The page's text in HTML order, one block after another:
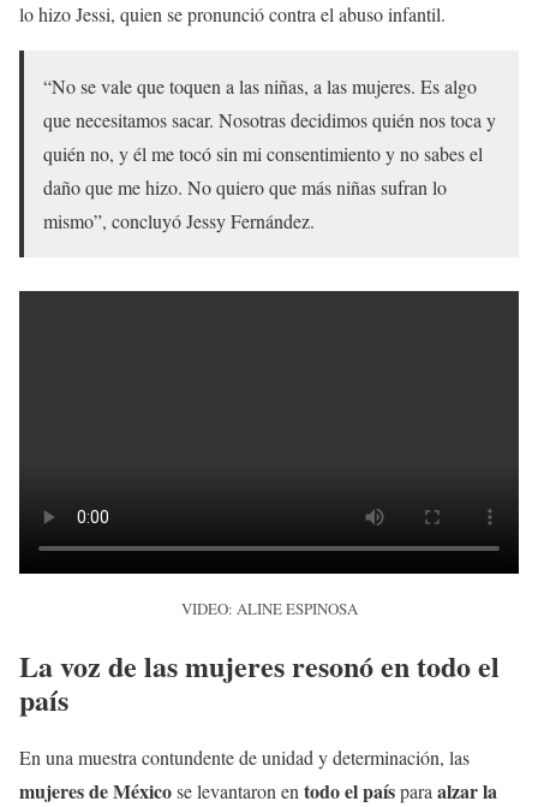
lo hizo Jessi, quien se pronunció contra el abuso infantil.
“No se vale que toquen a las niñas, a las mujeres. Es algo
que necesitamos sacar. Nosotras decidimos quién nos toca y
quién no, y él me tocó sin mi consentimiento y no sabes el
daño que me hizo. No quiero que más niñas sufran lo
mismo”, concluyó Jessy Fernández.
VIDEO: ALINE ESPINOSA
La voz de las mujeres resonó en todo el
país
En una muestra contundente de unidad y determinación, las
mujeres de Méxicose levantaron en todo el paíspara alzar la